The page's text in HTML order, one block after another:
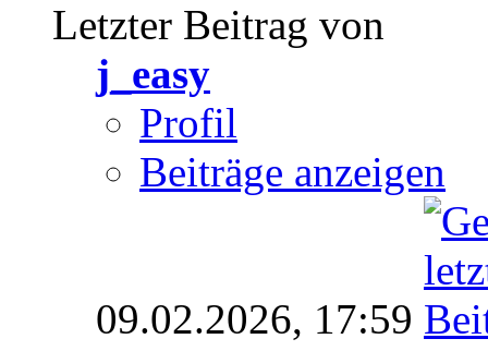
Letzter Beitrag von
j_easy
Profil
Beiträge anzeigen
09.02.2026, 17:59